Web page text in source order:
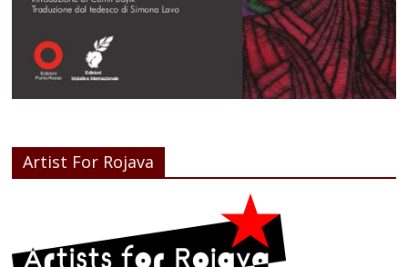
Artist For Rojava